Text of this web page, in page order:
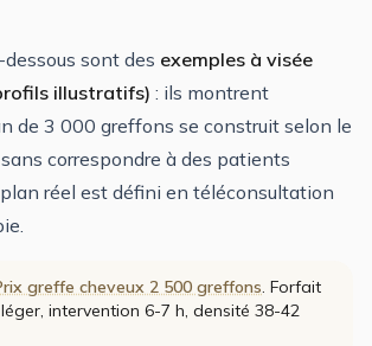
sont des exemples à visée
illustratifs) : ils montrent
de 3 000 greffons se construit selon le
correspondre à des patients
réel est défini en téléconsultation
greffe cheveux 2 500 greffons . Forfait
intervention 6-7 h, densité 38-42